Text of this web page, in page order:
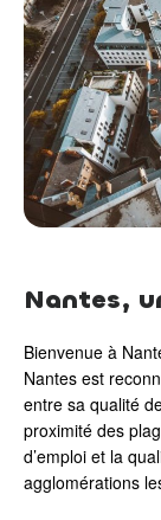
Nantes,
Bienvenue à
Nantes est
entre sa qualité
proximité des
d’emploi et la
agglomérations